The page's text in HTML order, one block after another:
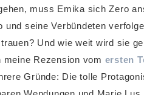
muss Emika sich Zero
und seine Verbündeten
Und wie weit wird sie
Rezension vom ersten
Gründe: Die tolle